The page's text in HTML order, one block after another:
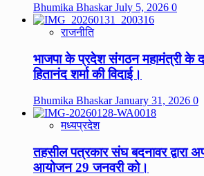
Bhumika BhaskarJuly 5, 2026 0
राजनीति
भाजपा के प्रदेश संगठन महामंत्री के
हितानंद शर्मा की विदाई।
Bhumika BhaskarJanuary 31, 2026 0
मध्यप्रदेश
तहसील पत्रकार संघ बदनावर द्वारा
आयोजन 29 जनवरी को।